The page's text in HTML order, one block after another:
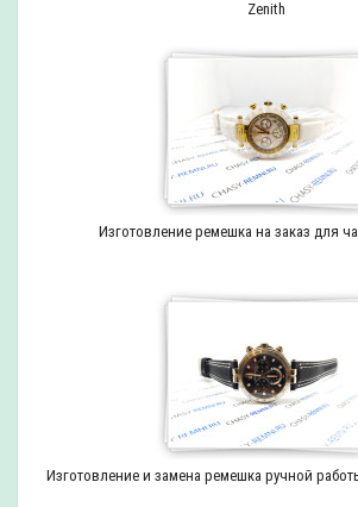
Zenith
Изготовление ремешка на заказ для
Изготовление и замена ремешка ручной